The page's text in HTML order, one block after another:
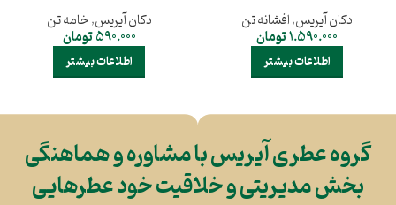
دکان آیریس,افشانه تن
1.590.000تومان
اطلاعات بیشتر
دکان آیریس,خامه تن
590.000تومان
اطلاعات بیشتر
گروه عطری آیریس با مشاوره و هماهنگی
بخش مدیریتی و خلاقیت خود عطرهایی